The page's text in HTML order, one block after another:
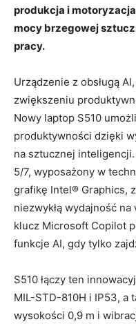
produkcja i
mocy brzegowej
pracy.
Urządzenie z obsługą
zwiększeniu
Nowy laptop S510
produktywności dzięki
na sztucznej
5/7, wyposażony w
grafikę Intel® Graphics,
niezwykłą wydajność
klucz Microsoft Copilot
funkcje AI, gdy tylko
S510 łączy ten
MIL-STD-810H i IP53, a
wysokości 0,9 m i